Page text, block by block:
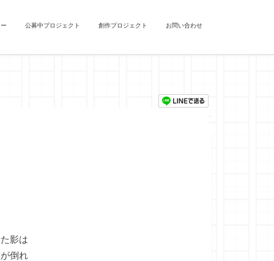
公募中プロジェクト 創作プロジェクト お問い合わせ
影は
倒れ